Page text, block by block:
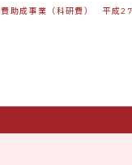
費助成事業（科研費） 平成